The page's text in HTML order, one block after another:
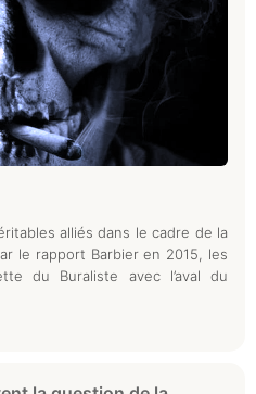
alliés dans le cadre de la
le rapport Barbier en 2015, les
du Buraliste avec l’aval du